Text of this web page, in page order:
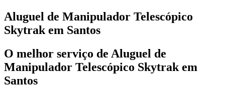
Aluguel de Manipulador Telescópico
Skytrak em Santos
O melhor serviço de Aluguel de
Manipulador Telescópico Skytrak em
Santos